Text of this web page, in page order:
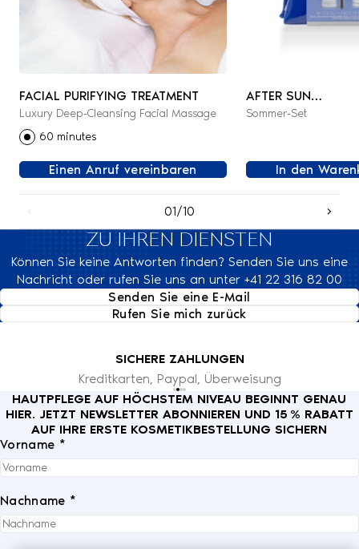
FACIAL PURIFYING TREATMENT
Luxury Deep-Cleansing Facial Massage
60 minutes
Einen Anruf vereinbaren
AFTER SUN
GESICHTSPFLEGE-
Sommer-Set
In den
01/10
ZU IHREN DIENSTEN
Können Sie keine Antworten finden? Senden Sie uns eine
Nachricht oder rufen Sie uns an unter +41 22 316 82 00
Senden Sie eine E-Mail
Rufen Sie mich zurück
SICHERE ZAHLUNGEN
Kreditkarten, Paypal, Überweisung
HAUTPFLEGE AUF HÖCHSTEM NIVEAU BEGINNT GENAU
HIER. JETZT NEWSLETTER ABONNIEREN UND 15 % RABATT
AUF IHRE ERSTE KOSMETIKBESTELLUNG SICHERN
Vorname *
Nachname *